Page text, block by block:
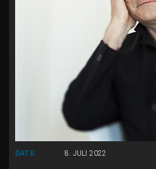
DATE: 8. JULI 2022